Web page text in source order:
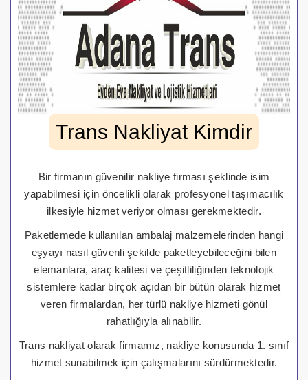
Trans Nakliyat Kimdir
Bir firmanın güvenilir nakliye firması şeklinde isim
yapabilmesi için öncelikli olarak profesyonel taşımacılık
ilkesiyle hizmet veriyor olması gerekmektedir.
Paketlemede kullanılan ambalaj malzemelerinden hangi
eşyayı nasıl güvenli şekilde paketleyebileceğini bilen
elemanlara, araç kalitesi ve çeşitliliğinden teknolojik
sistemlere kadar birçok açıdan bir bütün olarak hizmet
veren firmalardan, her türlü nakliye hizmeti gönül
rahatlığıyla alınabilir.
Trans nakliyat olarak firmamız, nakliye konusunda 1. sınıf
hizmet sunabilmek için çalışmalarını sürdürmektedir.